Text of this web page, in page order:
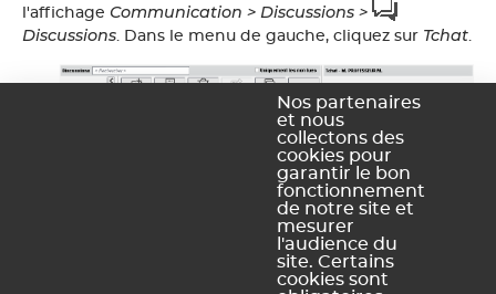
l'affichage Communication > Discussions >
Discussions . Dans le menu de gauche, cliquez sur Tchat
Nos partenaires
et nous
collectons des
cookies pour
garantir le bon
fonctionnement
de notre site et
mesurer
l'audience du
site. Certains
cookies sont